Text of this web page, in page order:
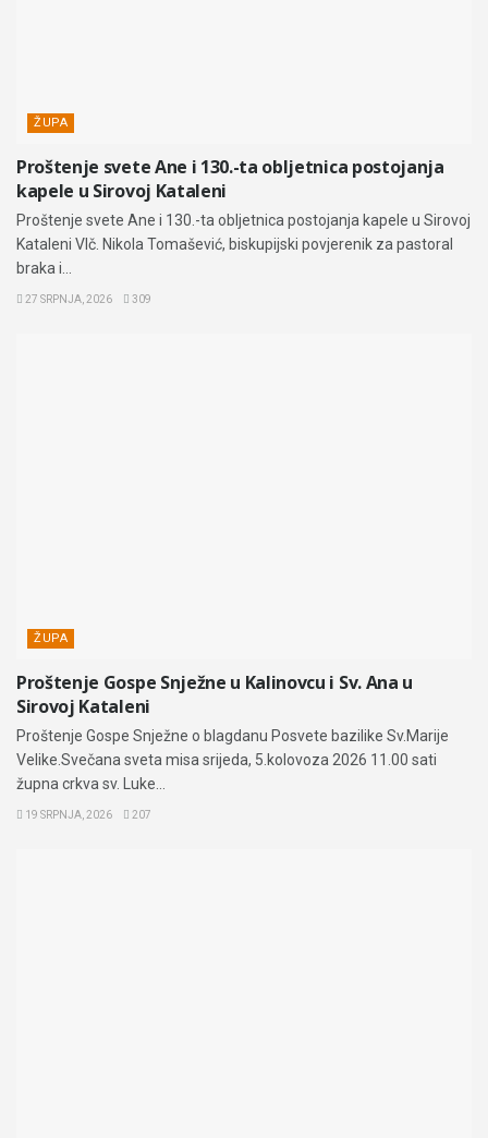
ŽUPA
Proštenje svete Ane i 130.-ta obljetnica postojanja
kapele u Sirovoj Kataleni
Proštenje svete Ane i 130.-ta obljetnica postojanja kapele u Sirovoj
Kataleni Vlč. Nikola Tomašević, biskupijski povjerenik za pastoral
braka i...
27 SRPNJA, 2026 309
ŽUPA
Proštenje Gospe Snježne u Kalinovcu i Sv. Ana u
Sirovoj Kataleni
Proštenje Gospe Snježne o blagdanu Posvete bazilike Sv.Marije
Velike.Svečana sveta misa srijeda, 5.kolovoza 2026 11.00 sati
župna crkva sv. Luke...
19 SRPNJA, 2026 207